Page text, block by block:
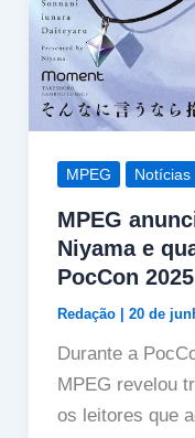
MPEG Notícias
MPEG
Niyama e
PocCon 2025
Redação 20 de
Durante a
MPEG revelou
os leitores que